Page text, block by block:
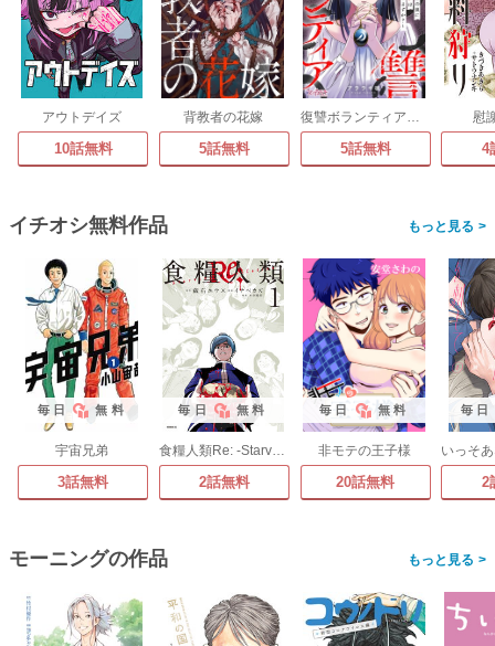
アウトデイズ
10話無料
背教者の花嫁
5話無料
復讐ボランティア～この世に救いはありますか?～
5話無料
慰
4
イチオシ無料作品 >
毎日 無料
宇宙兄弟
3話無料
毎日 無料
食糧人類Re: -Starving Re:velation-
2話無料
毎日 無料
非モテの王子様
20話無料
毎日
2
モーニングの作品 >